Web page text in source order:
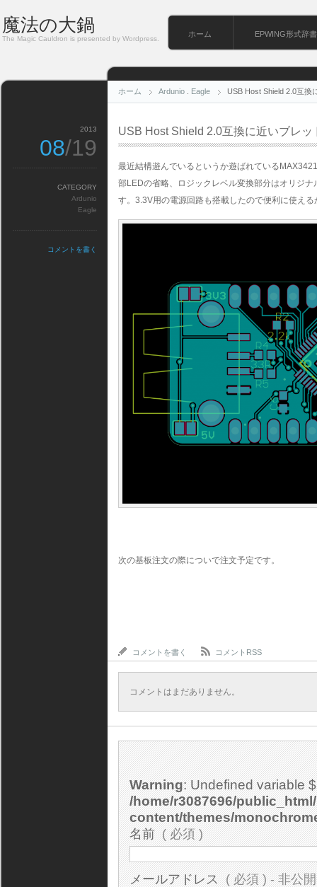
魔法の大鍋
The Magic Cauldron is presented by Wordpress.
ホーム EPWING形式辞書
ホーム Ardunio Eagle USB Host Shield 2.0互換
USB Host Shield 2.0互換に近いブレ
最近結構遊んでいるというか遊ばれている
部LEDの省略、ロジックレベル変換部分はオリジ
す。3.3V用の電源回路も搭載したので便利に使える
次の基板注文の際についで注文予定です。
2013
08/19
CATEGORY
Ardunio
Eagle
コメントを書く
コメントを書く コメントRSS
コメントはまだありません。
Warning : Undefined variable
/home/r3087696/
content/themes/
名前 ( 必須 )
メールアドレス ( 必須 ) - 非公